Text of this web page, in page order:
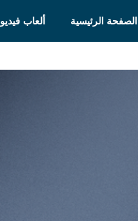
الصفحة الرئيسية ألعاب